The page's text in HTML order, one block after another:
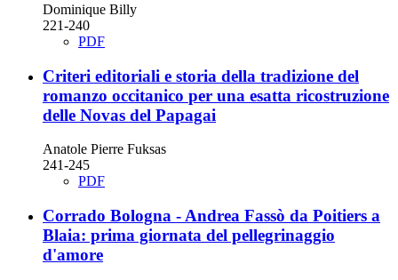
Dominique Billy
221-240
PDF
Criteri editoriali e storia della tradizione del
romanzo occitanico per una esatta ricostruzione
delle Novas del Papagai
Anatole Pierre Fuksas
241-245
PDF
Corrado Bologna - Andrea Fassò da Poitiers a
Blaia: prima giornata del pellegrinaggio
d'amore